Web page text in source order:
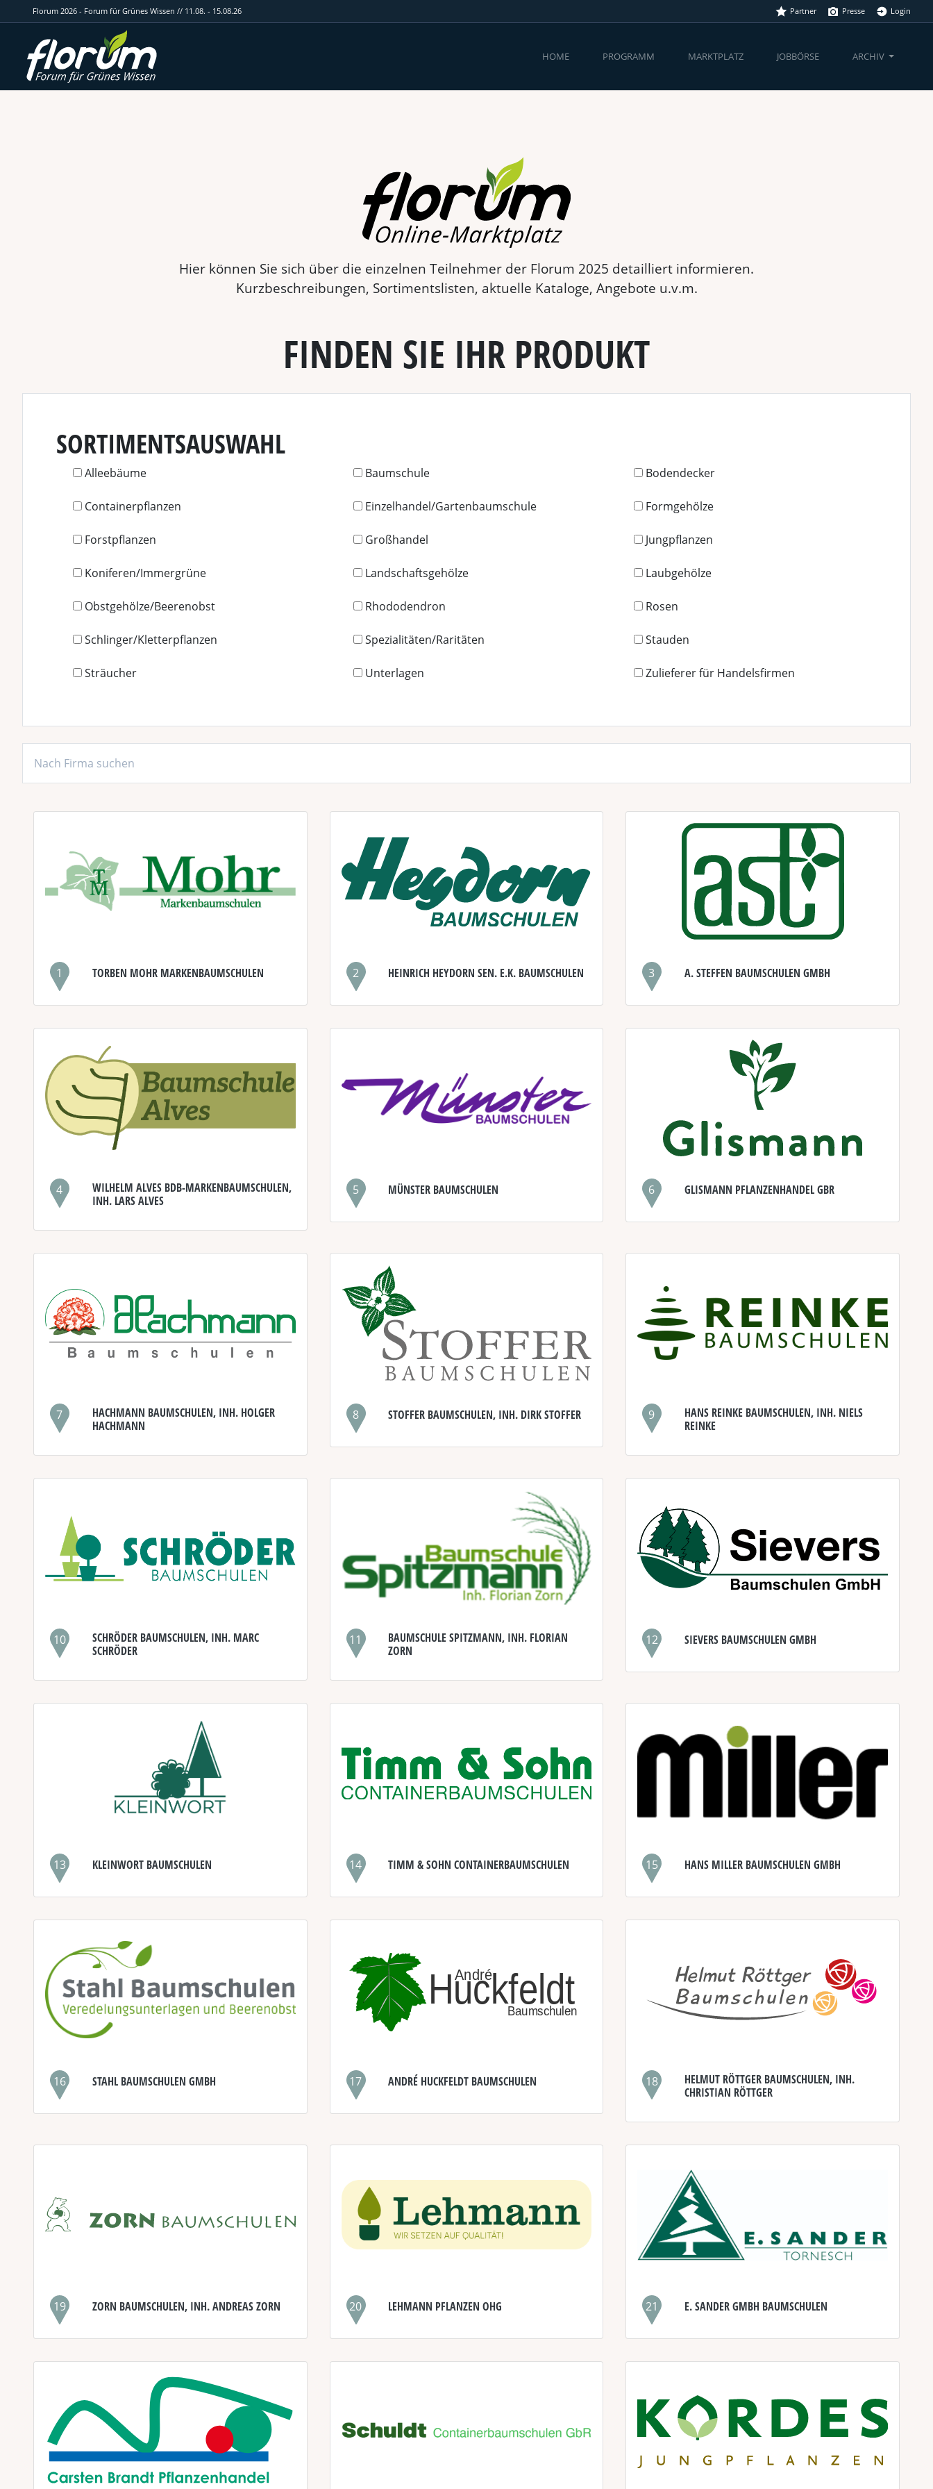
Florum 2026 - Forum für Grünes Wissen // 11.08. - 15.08.26 Partner Presse Login
HOME(CURRENT)PROGRAMM (CURRENT)MARKTPLATZ JOBBÖRSE ARCHIV
Hier können Sie sich über die einzelnen Teilnehmer der Florum 2025 detailliert informieren.
Kurzbeschreibungen, Sortimentslisten, aktuelle Kataloge, Angebote u.v.m.
FINDEN SIE IHR PRODUKT
SORTIMENTSAUSWAHL
Alleebäume Baumschule Bodendecker
Containerpflanzen Einzelhandel/Gartenbaumschule Formgehölze
Forstpflanzen Großhandel Jungpflanzen
Koniferen/Immergrüne Landschaftsgehölze Laubgehölze
Obstgehölze/Beerenobst Rhododendron Rosen
Schlinger/Kletterpflanzen Spezialitäten/Raritäten Stauden
Sträucher Unterlagen Zulieferer für Handelsfirmen
1 TORBEN MOHR MARKENBAUMSCHULEN 2 HEINRICH HEYDORN SEN. E.K. BAUMSCHULEN 3 A. STEFFEN BAUMSCHULEN GMBH
4
WILHELM ALVES BDB-MARKENBAUMSCHULEN,
INH. LARS ALVES
5 MÜNSTER BAUMSCHULEN 6 GLISMANN PFLANZENHANDEL GBR
7
HACHMANN BAUMSCHULEN, INH. HOLGER
HACHMANN
8 STOFFER BAUMSCHULEN, INH. DIRK STOFFER 9
HANS REINKE BAUMSCHULEN, INH. NIELS
REINKE
10
SCHRÖDER BAUMSCHULEN, INH. MARC
SCHRÖDER
11
BAUMSCHULE SPITZMANN, INH. FLORIAN
ZORN
12 SIEVERS BAUMSCHULEN GMBH
13 KLEINWORT BAUMSCHULEN 14 TIMM & SOHN CONTAINERBAUMSCHULEN 15 HANS MILLER BAUMSCHULEN GMBH
16 STAHL BAUMSCHULEN GMBH 17 ANDRÉ HUCKFELDT BAUMSCHULEN 18
HELMUT RÖTTGER BAUMSCHULEN, INH.
CHRISTIAN RÖTTGER
19 ZORN BAUMSCHULEN, INH. ANDREAS ZORN 20 LEHMANN PFLANZEN OHG 21 E. SANDER GMBH BAUMSCHULEN